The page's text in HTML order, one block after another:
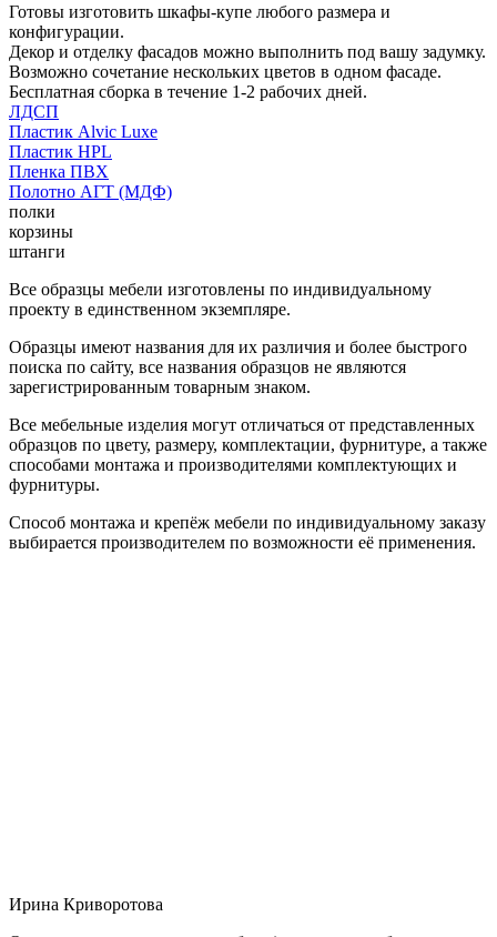
Готовы изготовить шкафы-купе любого размера и
конфигурации.
Декор и отделку фасадов можно выполнить под вашу задумку.
Возможно сочетание нескольких цветов в одном фасаде.
Бесплатная сборка в течение 1-2 рабочих дней.
ЛДСП
Пластик Alvic Luxe
Пластик HPL
Пленка ПВХ
Полотно АГТ (МДФ)
полки
корзины
штанги
Все образцы мебели изготовлены по индивидуальному
проекту в единственном экземпляре.
Образцы имеют названия для их различия и более быстрого
поиска по сайту, все названия образцов не являются
зарегистрированным товарным знаком.
Все мебельные изделия могут отличаться от представленных
образцов по цвету, размеру, комплектации, фурнитуре, а также
способами монтажа и производителями комплектующих и
фурнитуры.
Способ монтажа и крепёж мебели по индивидуальному заказу
выбирается производителем по возможности её применения.
Ирина Криворотова